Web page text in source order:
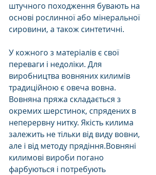
штучного походження бувають на
основі рослинної або мінеральної
сировини, а також синтетичні.
У кожного з матеріалів є свої
переваги і недоліки. Для
виробництва вовняних килимів
традиційною є овеча вовна.
Вовняна пряжа складається з
окремих шерстинок, спрядених в
неперервну нитку. Якість килима
залежить не тільки від виду вовни,
але і від методу прядіння.Вовняні
килимові вироби погано
фарбуються і потребують